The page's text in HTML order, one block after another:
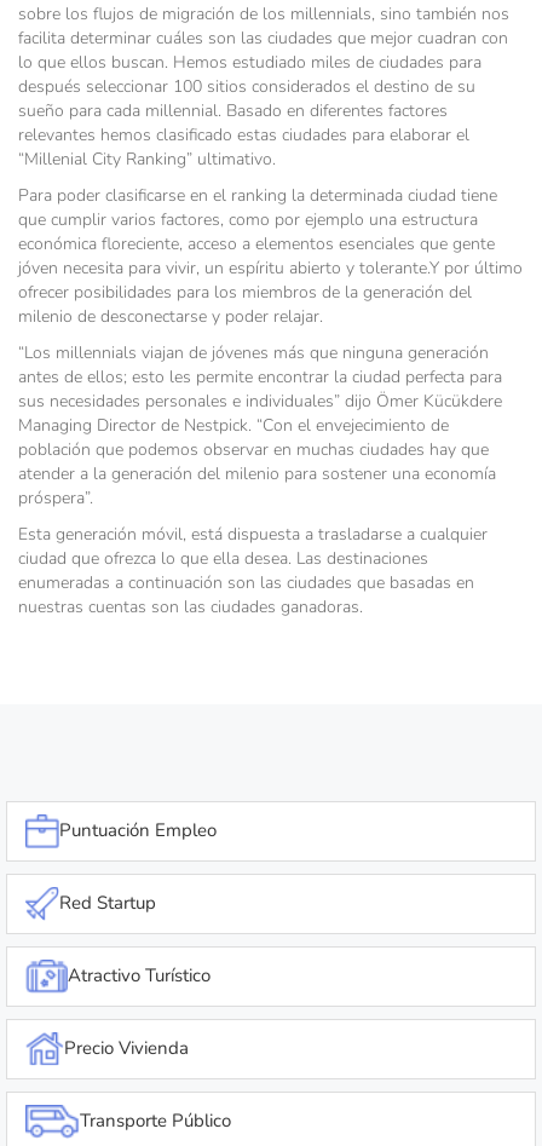
sobre los flujos de migración de los millennials, sino también nos
facilita determinar cuáles son las ciudades que mejor cuadran con
lo que ellos buscan. Hemos estudiado miles de ciudades para
después seleccionar 100 sitios considerados el destino de su
sueño para cada millennial. Basado en diferentes factores
relevantes hemos clasificado estas ciudades para elaborar el
“Millenial City Ranking” ultimativo.
Para poder clasificarse en el ranking la determinada ciudad tiene
que cumplir varios factores, como por ejemplo una estructura
económica floreciente, acceso a elementos esenciales que gente
jóven necesita para vivir, un espíritu abierto y tolerante.Y por último
ofrecer posibilidades para los miembros de la generación del
milenio de desconectarse y poder relajar.
“Los millennials viajan de jóvenes más que ninguna generación
antes de ellos; esto les permite encontrar la ciudad perfecta para
sus necesidades personales e individuales” dijo Ömer Kücükdere
Managing Director de Nestpick. “Con el envejecimiento de
población que podemos observar en muchas ciudades hay que
atender a la generación del milenio para sostener una economía
próspera”.
Esta generación móvil, está dispuesta a trasladarse a cualquier
ciudad que ofrezca lo que ella desea. Las destinaciones
enumeradas a continuación son las ciudades que basadas en
nuestras cuentas son las ciudades ganadoras.
Puntuación Empleo
Red Startup
Atractivo Turístico
Precio Vivienda
Transporte Público